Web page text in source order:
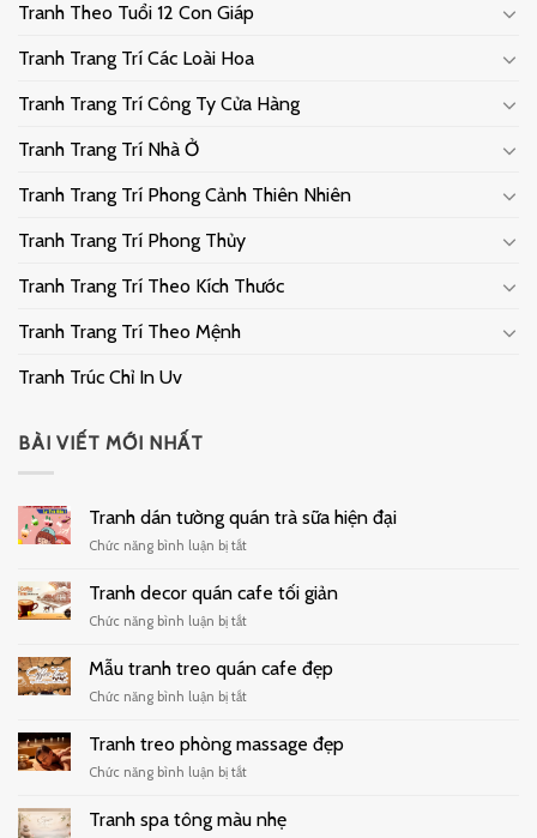
Tranh Theo Tuổi 12 Con Giáp
Tranh Trang Trí Các Loài Hoa
Tranh Trang Trí Công Ty Cửa Hàng
Tranh Trang Trí Nhà Ở
Tranh Trang Trí Phong Cảnh Thiên Nhiên
Tranh Trang Trí Phong Thủy
Tranh Trang Trí Theo Kích Thước
Tranh Trang Trí Theo Mệnh
Tranh Trúc Chỉ In Uv
BÀI VIẾT MỚI NHẤT
Tranh dán tường quán trà sữa hiện đại
Chức năng bình luận bị tắtở
dán
tường
quán
sữa
đại
Tranh decor quán cafe tối giản
Chức năng bình luận bị tắtở
decor
quán
cafe
giản
Mẫu tranh treo quán cafe đẹp
Chức năng bình luận bị tắtở
treo
quán
đẹp
Tranh treo phòng massage đẹp
Chức năng bình luận bị tắtở
treo
phòng
Tranh spa tông màu nhẹ